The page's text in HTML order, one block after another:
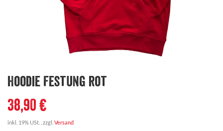
Hoodie Festung rot
38,90 €
inkl. 19% USt. , zzgl. Versand